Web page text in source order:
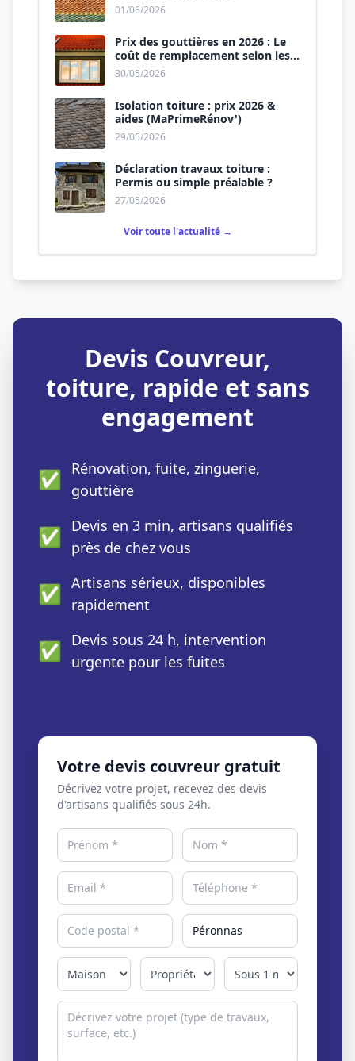
01/06/2026
Prix des gouttières en 2026 : Le
coût de remplacement selon les
matériaux
30/05/2026
Isolation toiture : prix 2026 &
aides (MaPrimeRénov')
29/05/2026
Déclaration travaux toiture :
Permis ou simple préalable ?
27/05/2026
Voir toute l'actualité →
Devis Couvreur,
toiture, rapide et sans
engagement
✅ Rénovation, fuite, zinguerie,
gouttière
✅ Devis en 3 min, artisans qualifiés
près de chez vous
✅ Artisans sérieux, disponibles
rapidement
✅ Devis sous 24 h, intervention
urgente pour les fuites
Votre devis couvreur gratuit
Décrivez votre projet, recevez des devis
d'artisans qualifiés sous 24h.